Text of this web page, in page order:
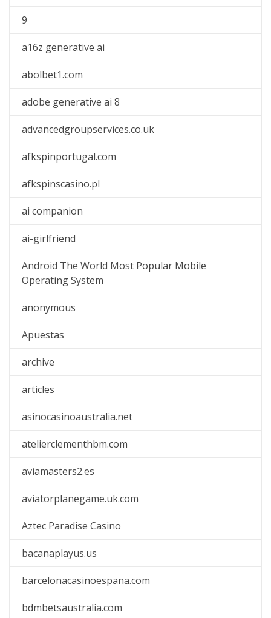
9
a16z generative ai
abolbet1.com
adobe generative ai 8
advancedgroupservices.co.uk
afkspinportugal.com
afkspinscasino.pl
ai companion
ai-girlfriend
Android The World Most Popular Mobile
Operating System
anonymous
Apuestas
archive
articles
asinocasinoaustralia.net
atelierclementhbm.com
aviamasters2.es
aviatorplanegame.uk.com
Aztec Paradise Casino
bacanaplayus.us
barcelonacasinoespana.com
bdmbetsaustralia.com